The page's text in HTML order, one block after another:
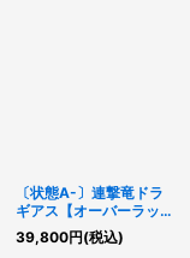
〔状態A-〕連撃竜ドラ
ギアス【オーバーラッシ
ュレア】{RD/KP12-
JP066}《RDモンスタ
39,800円(税込)